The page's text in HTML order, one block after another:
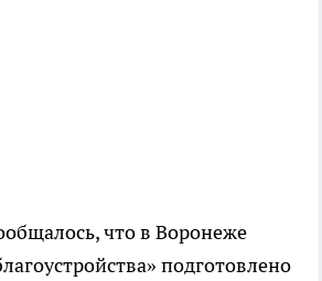
что в Воронеже
подготовлено